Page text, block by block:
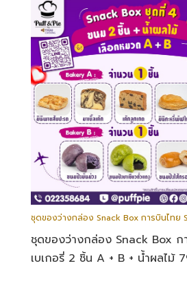
ชุดของว่างกล่อง Snack Box การบินไทย
ชุดของว่างกล่อง Snack Box ก
เบเกอรี่ 2 ชิ้น A + B + น้ำผลไม้